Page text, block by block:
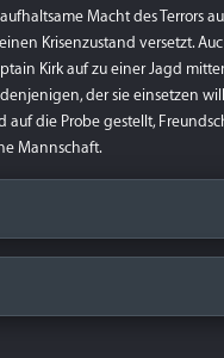
Macht des Terrors
Krisenzustand versetzt.
Kirk auf zu einer Jagd
der sie einsetzen
auf die Probe gestellt,
Mannschaft.